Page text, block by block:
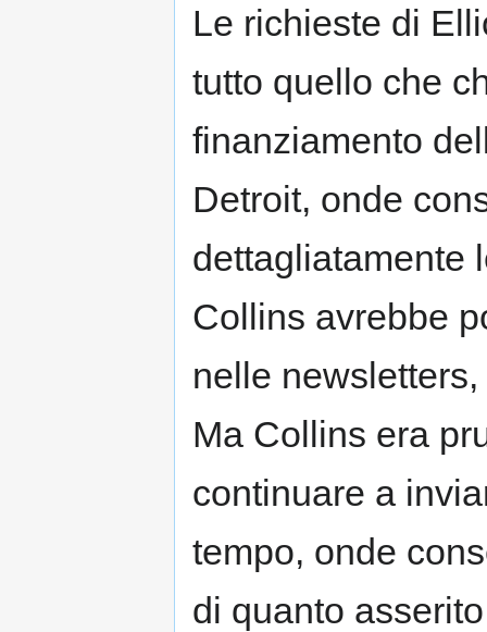
Le richieste di
tutto quello che
finanziamento
Detroit, onde
dettagliatamente
Collins avrebbe
nelle
Ma Collins era
continuare a
tempo, onde
di quanto